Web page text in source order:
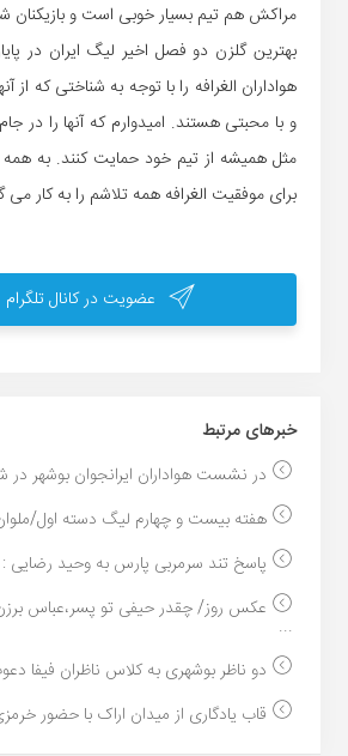
مراکش هم تیم بسیار خوبی است و بازیکنان
بهترین گلزن دو فصل اخیر لیگ ایران در
هواداران الغرافه را با توجه به شناختی که از
و با محبتی هستند. امیدوارم که آنها را در جام
مثل همیشه از تیم خود حمایت کنند. به
برای موفقیت الغرافه همه تلاشم را به کار می
عضویت در کانال تلگرام
خبر‌های مرتبط
در نشست هواداران ایرانجوان بوشهر
هفته بیست و چهارم لیگ دسته اول/ملوان انزلی
پاسخ تند سرمربی پارس به وحید رضایی
عکس روز/ چقدر حیفی تو پسر،عباس
...
دو ناظر بوشهری به کلاس ناظران فیفا
قاب یادگاری از میدان اراک با حضور